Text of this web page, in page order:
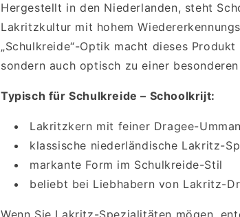
Hergestellt in den Niederlanden, steht
Lakritzkultur mit hohem
„Schulkreide“-Optik macht dieses
sondern auch optisch zu einer
Typisch für Schulkreide – Schoolkrijt:
Lakritzkern mit feiner Dragee-
klassische niederländische Lakritz-
markante Form im Schulkreide-Stil
beliebt bei Liebhabern von Lakritz-
Wenn Sie Lakritz-Spezialitäten mögen,